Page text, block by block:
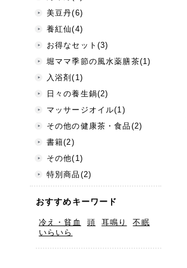
美豆丹(6)
養紅仙(4)
お得なセット(3)
堀ママ季節の風水薬膳茶(1)
入浴剤(1)
日々の養生鍋(2)
マッサージオイル(1)
その他の健康茶・食品(2)
書籍(2)
その他(1)
特別商品(2)
おすすめキーワード
冷え・貧血 頭 耳鳴り
不眠
いらいら